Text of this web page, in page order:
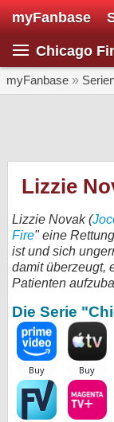
myFanbase
Chicago
myFanbase »
Lizzie
Lizzie Novak (
Fire" eine
ist und sich
damit überzeugt,
Patienten
Die Serie